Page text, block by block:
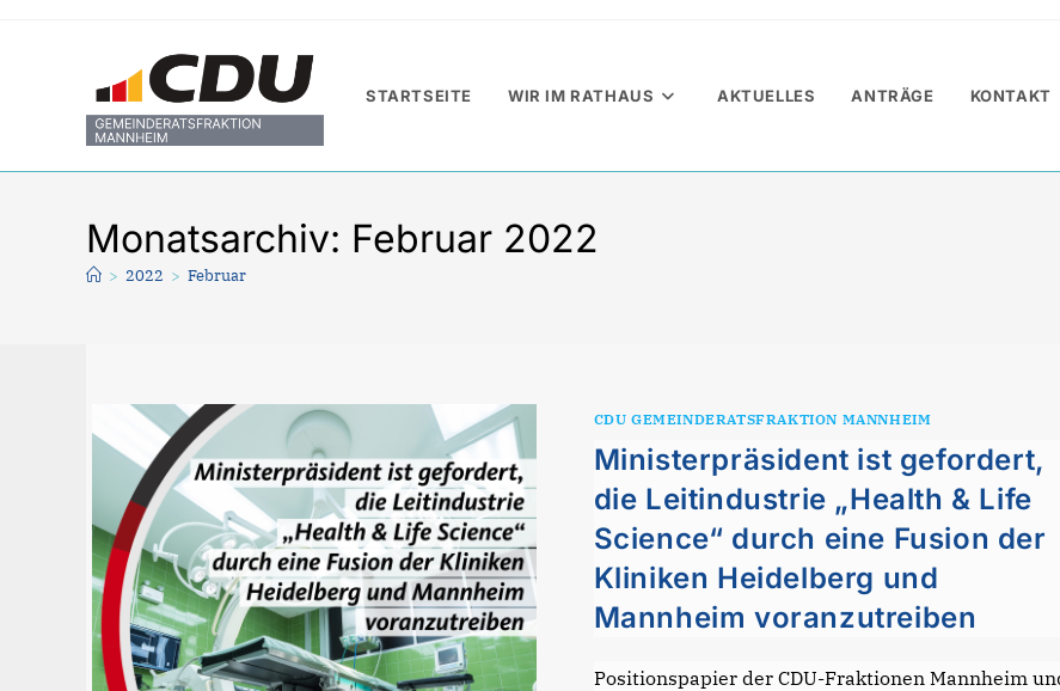
STARTSEITE WIR IM RATHAUS AKTUELLES ANTRÄGE KONTAKT
Monatsarchiv: Februar 2022
> 2022 > Februar
CDU GEMEINDERATSFRAKTION MANNHEIM
Ministerpräsident ist gefordert,
die Leitindustrie „Health & Life
Science“ durch eine Fusion der
Kliniken Heidelberg und
Mannheim voranzutreiben
Positionspapier der CDU-Fraktionen Mannheim